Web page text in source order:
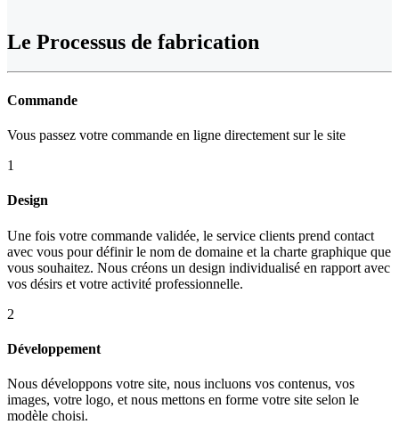
Le Processus de fabrication
Commande
Vous passez votre commande en ligne directement sur le site
1
Design
Une fois votre commande validée, le service clients prend contact
avec vous pour définir le nom de domaine et la charte graphique que
vous souhaitez. Nous créons un design individualisé en rapport avec
vos désirs et votre activité professionnelle.
2
Développement
Nous développons votre site, nous incluons vos contenus, vos
images, votre logo, et nous mettons en forme votre site selon le
modèle choisi.